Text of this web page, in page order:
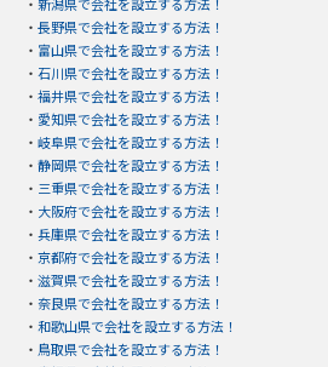
・ 新潟県で会社を設立する方法！
・ 長野県で会社を設立する方法！
・ 富山県で会社を設立する方法！
・ 石川県で会社を設立する方法！
・ 福井県で会社を設立する方法！
・ 愛知県で会社を設立する方法！
・ 岐阜県で会社を設立する方法！
・ 静岡県で会社を設立する方法！
・ 三重県で会社を設立する方法！
・ 大阪府で会社を設立する方法！
・ 兵庫県で会社を設立する方法！
・ 京都府で会社を設立する方法！
・ 滋賀県で会社を設立する方法！
・ 奈良県で会社を設立する方法！
・ 和歌山県で会社を設立する方法！
・ 鳥取県で会社を設立する方法！